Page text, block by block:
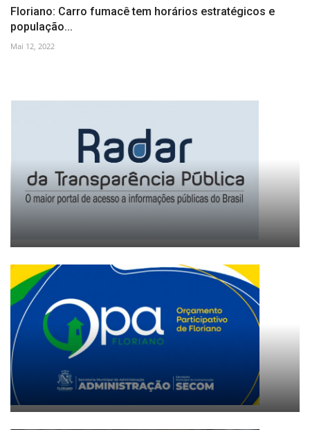
Floriano: Carro fumacê tem horários estratégicos e
população...
Mai 12, 2022